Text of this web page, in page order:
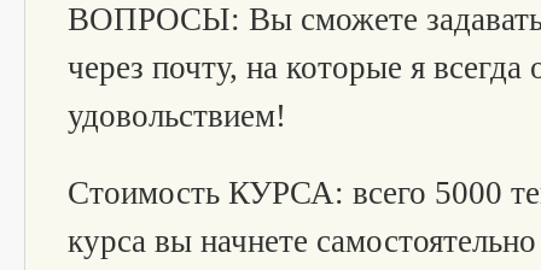
ВОПРОСЫ: Вы сможете
через почту, на которые я всегда
удовольствием!
Стоимость КУРСА: всего 5000
курса вы начнете